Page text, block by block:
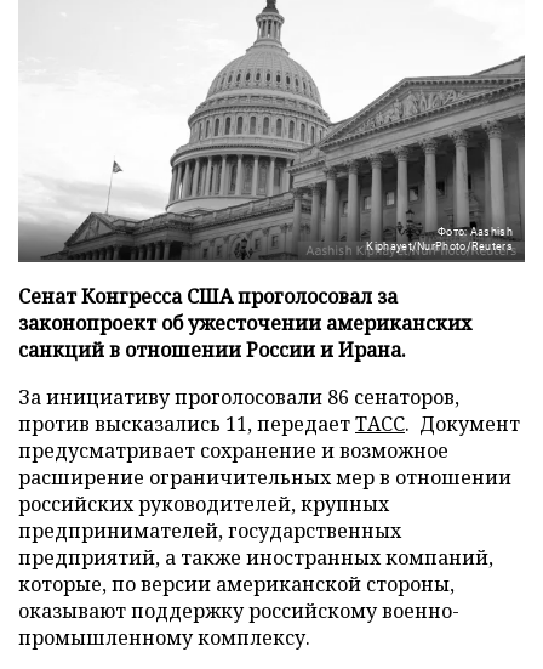
Фото: Aashish
Kiphayet/NurPhoto/Reuters
Сенат Конгресса США проголосовал за
законопроект об ужесточении американских
санкций в отношении России и Ирана.
За инициативу проголосовали 86 сенаторов,
против высказались 11, передаетТАСС. Документ
предусматривает сохранение и возможное
расширение ограничительных мер в отношении
российских руководителей, крупных
предпринимателей, государственных
предприятий, а также иностранных компаний,
которые, по версии американской стороны,
оказывают поддержку российскому военно-
промышленному комплексу.